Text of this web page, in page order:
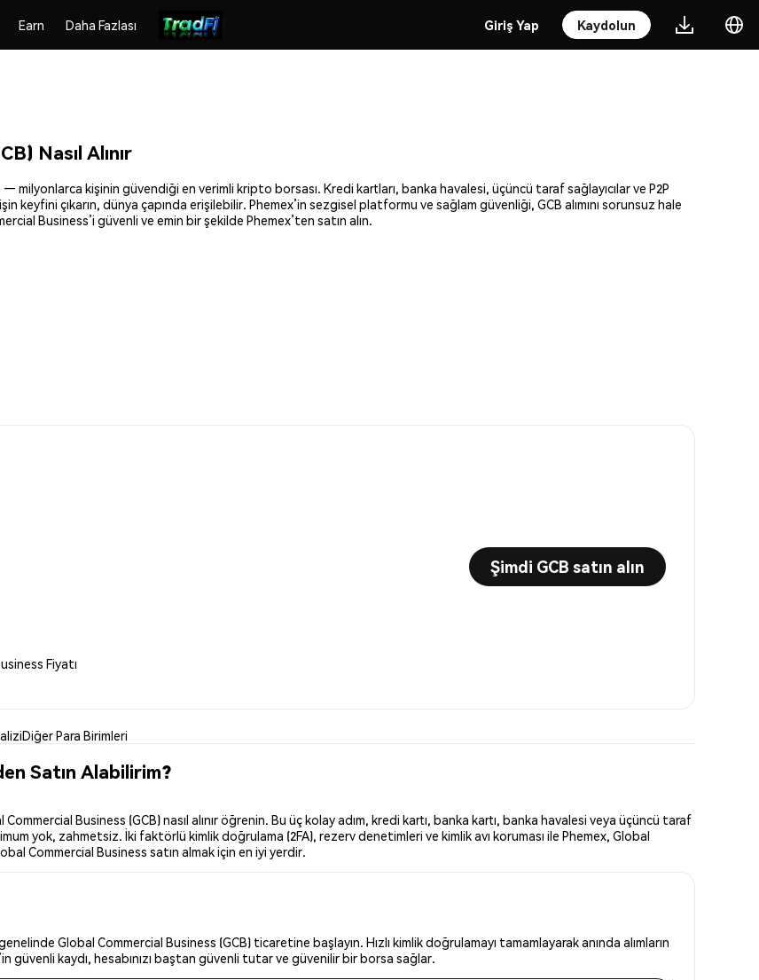
Earn Daha Fazlası Giriş Yap Kaydolun
Nasıl Alınır
— milyonlarca kişinin güvendiği en verimli kripto borsası. Kredi kartları, banka havalesi, üçüncü taraf sağlayıcılar ve P2P
keyfini çıkarın, dünya çapında erişilebilir. Phemex’in sezgisel platformu ve sağlam güvenliği, GCB alımını sorunsuz hale
Business’i güvenli ve emin bir şekilde Phemex’ten satın alın.
Fiyatı
Şimdi GCB satın alın
Diğer Para Birimleri
Satın Alabilirim?
Business (GCB) nasıl alınır öğrenin. Bu üç kolay adım, kredi kartı, banka kartı, banka havalesi veya üçüncü taraf
yok, zahmetsiz. İki faktörlü kimlik doğrulama (2FA), rezerv denetimleri ve kimlik avı koruması ile Phemex, Global
Commercial Business satın almak için en iyi yerdir.
Global Commercial Business (GCB) ticaretine başlayın. Hızlı kimlik doğrulamayı tamamlayarak anında alımların
güvenli kaydı, hesabınızı baştan güvenli tutar ve güvenilir bir borsa sağlar.